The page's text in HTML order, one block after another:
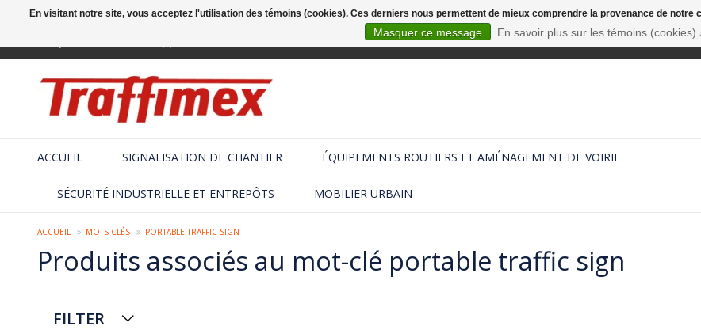
ACCUEIL SIGNALISATION DE CHANTIER ÉQUIPEMENTS ROUTIERS ET AMÉNAGEMENT DE VOIRIE
SÉCURITÉ INDUSTRIELLE ET ENTREPÔTS MOBILIER URBAIN
ACCUEIL MOTS-CLÉS PORTABLE TRAFFIC SIGN
Produits associés au mot-clé portable traffic sign
FILTER
En visitant notre site, vous acceptez l'utilisation des témoins (cookies). Ces derniers nous permettent de mieux comprendre la provenance de
Masquer ce message En savoir plus sur les témoins (cookies)